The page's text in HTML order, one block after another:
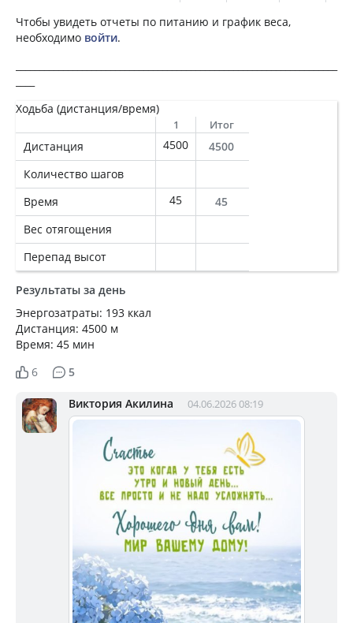
Чтобы увидеть отчеты по питанию и график веса,
необходимо войти.
Ходьба (дистанция/время)
1 Итог
Дистанция 4500
4500
Количество шагов
Время
45
45
Вес отягощения
Перепад высот
Результаты за день
Энергозатраты: 193 ккал
Дистанция: 4500 м
Время: 45 мин
6
5
Виктория Акилина 04.06.2026 08:19